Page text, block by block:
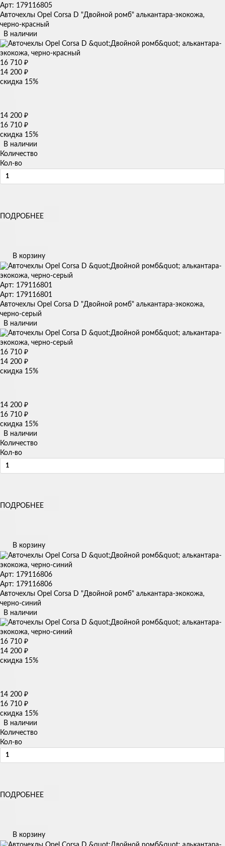
Арт: 179116805
Авточехлы Opel Corsa D "Двойной ромб" алькантара-экокожа,
черно-красный
В наличии
16 710 ₽
14 200 ₽
скидка 15%
14 200 ₽
16 710 ₽
скидка 15%
В наличии
Количество
Кол-во
ПОДРОБНЕЕ
В корзину
Арт: 179116801
Арт: 179116801
Авточехлы Opel Corsa D "Двойной ромб" алькантара-экокожа,
черно-серый
В наличии
16 710 ₽
14 200 ₽
скидка 15%
14 200 ₽
16 710 ₽
скидка 15%
В наличии
Количество
Кол-во
ПОДРОБНЕЕ
В корзину
Арт: 179116806
Арт: 179116806
Авточехлы Opel Corsa D "Двойной ромб" алькантара-экокожа,
черно-синий
В наличии
16 710 ₽
14 200 ₽
скидка 15%
14 200 ₽
16 710 ₽
скидка 15%
В наличии
Количество
Кол-во
ПОДРОБНЕЕ
В корзину